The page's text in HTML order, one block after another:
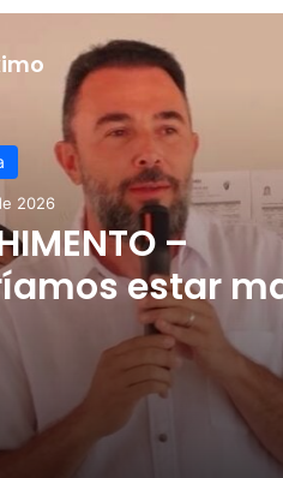
2026
–
estar
das
primeira-
após
em